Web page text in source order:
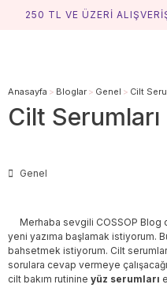
250 TL VE ÜZERİ
Anasayfa Bloglar Genel Cilt
Cilt Serumları
Genel
Merhaba sevgili COSSOP Blog
yeni yazıma başlamak istiyorum.
bahsetmek istiyorum. Cilt
sorulara cevap vermeye
cilt bakım rutinine yüz serumları